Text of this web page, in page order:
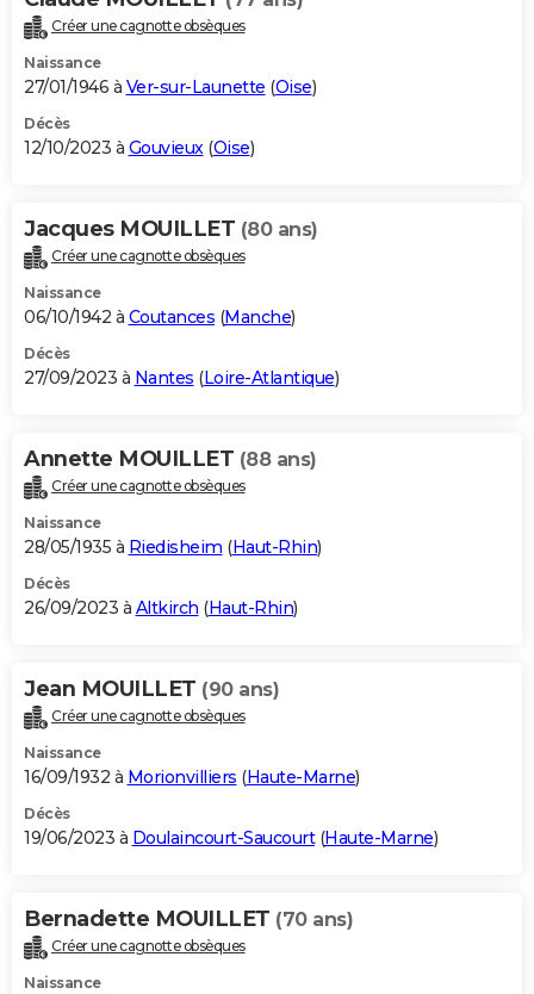
Créer une cagnotte obsèques
Naissance
27/01/1946 à Ver-sur-Launette (Oise)
Décès
12/10/2023 à Gouvieux(Oise)
Jacques MOUILLET (80 ans)
Créer une cagnotte obsèques
Naissance
06/10/1942 à Coutances (Manche)
Décès
27/09/2023 à Nantes (Loire-Atlantique)
Annette MOUILLET (88 ans)
Créer une cagnotte obsèques
Naissance
28/05/1935 à Riedisheim (Haut-Rhin)
Décès
26/09/2023 à Altkirch (Haut-Rhin)
Jean MOUILLET (90 ans)
Créer une cagnotte obsèques
Naissance
16/09/1932 à Morionvilliers (Haute-Marne)
Décès
19/06/2023 à Doulaincourt-Saucourt(Haute-Marne)
Bernadette MOUILLET (70 ans)
Créer une cagnotte obsèques
Naissance